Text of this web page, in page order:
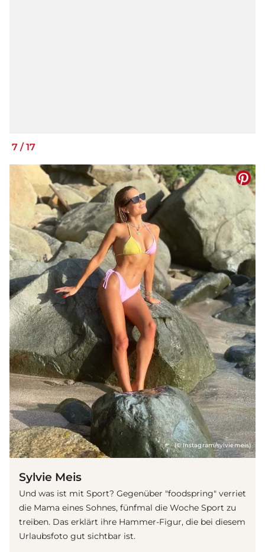
7 / 17
(© Instagram/sylviemeis)
Sylvie Meis
Und was ist mit Sport? Gegenüber "foodspring" verriet
die Mama eines Sohnes, fünfmal die Woche Sport zu
treiben. Das erklärt ihre Hammer-Figur, die bei diesem
Urlaubsfoto gut sichtbar ist.